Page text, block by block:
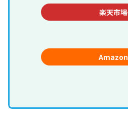
楽天市場
Amazon